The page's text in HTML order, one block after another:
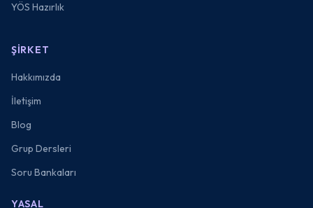
YÖS Hazırlık
ŞIRKET
Hakkımızda
İletişim
Blog
Grup Dersleri
Soru Bankaları
YASAL